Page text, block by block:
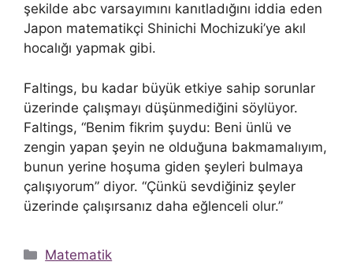
şekilde abc varsayımını kanıtladığını iddia eden
Japon matematikçi Shinichi Mochizuki’ye akıl
hocalığı yapmak gibi.
Faltings, bu kadar büyük etkiye sahip sorunlar
üzerinde çalışmayı düşünmediğini söylüyor.
Faltings, “Benim fikrim şuydu: Beni ünlü ve
zengin yapan şeyin ne olduğuna bakmamalıyım,
bunun yerine hoşuma giden şeyleri bulmaya
çalışıyorum” diyor. “Çünkü sevdiğiniz şeyler
üzerinde çalışırsanız daha eğlenceli olur.”
Kategoriler
Matematik